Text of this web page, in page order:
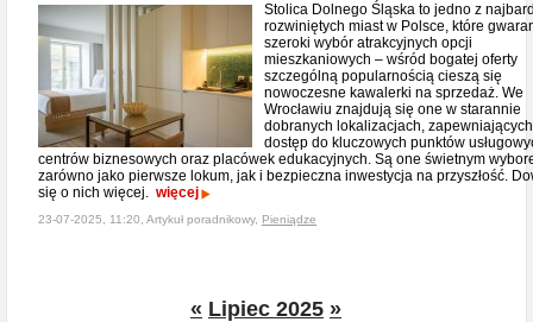
Stolica Dolnego Śląska to jedno z
rozwiniętych miast w Polsce, które
szeroki wybór atrakcyjnych opcji
mieszkaniowych – wśród bogatej oferty
szczególną popularnością cieszą się
nowoczesne kawalerki na sprzedaż. We
Wrocławiu znajdują się one w starannie
dobranych lokalizacjach, zapewniających
dostęp do kluczowych punktów
centrów biznesowych oraz placówek edukacyjnych. Są one świetnym
zarówno jako pierwsze lokum, jak i bezpieczna inwestycja na przyszłość.
się o nich więcej. więcej
23-07-2025, 11:20, Artykuł poradnikowy, Pieniądze
« Lipiec 2025 »